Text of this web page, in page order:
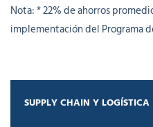
Nota: * 22% de ahorros
implementación del Programa
SUPPLY CHAIN Y LOGÍSTICA